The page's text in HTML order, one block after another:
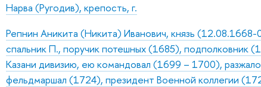
Нарва (Ругодив), крепость, г.
Репнин Аникита (Никита) Иванович, князь
спальник П., поручик потешных (1685), подполковник
Казани дивизию, ею командовал (1699 – 1700),
фельдмаршал (1724), президент Военной коллегии